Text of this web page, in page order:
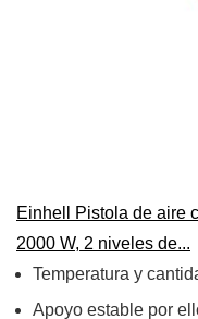
Einhell Pistola de aire
2000 W, 2 niveles de...
Temperatura y
Apoyo estable por